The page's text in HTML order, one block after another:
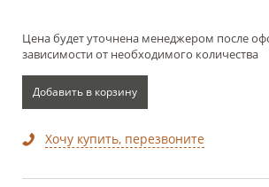
Цена будет уточнена менеджером после
зависимости от необходимого количества
Добавить в корзину
Хочу купить, перезвоните